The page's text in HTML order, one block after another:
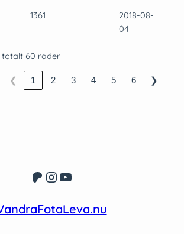
1361
2018-08-
04
totalt 60 rader
❮ 1 2 3 4 5 6 ❯
Patreon
Instagram
YouTube